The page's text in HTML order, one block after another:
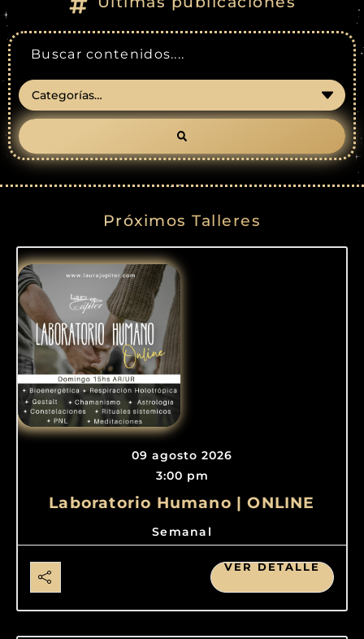
Próximos Talleres
09 agosto 2026
3:00 pm
Laboratorio Humano | ONLINE
Semanal
VER DETALLE